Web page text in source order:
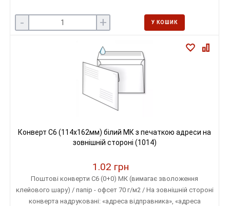
- + У КОШИК
Конверт С6 (114х162мм) білий МК з печаткою адреси на
зовнішній стороні (1014)
1.02 грн
Поштові конверти С6 (0+0) МК (вимагає зволоження
клейового шару) / папір - офсет 70 г/м2 / На зовнішній стороні
конверта надруковані: «адреса відправника», «адреса